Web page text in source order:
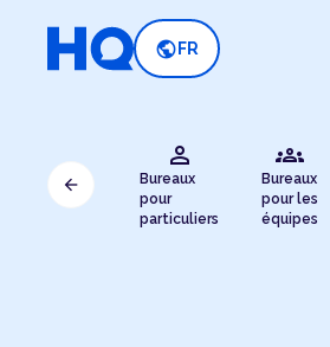
public FR
person
Bureaux
pour
particuliers
groups
Bureaux
pour les
équipes
arrow_back